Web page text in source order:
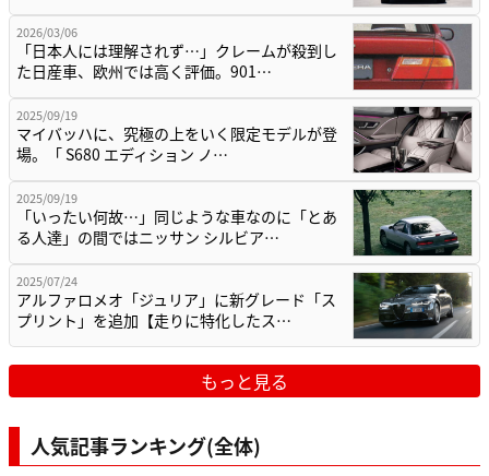
2026/03/06
「日本人には理解されず…」クレームが殺到し
た日産車、欧州では高く評価。901…
2025/09/19
マイバッハに、究極の上をいく限定モデルが登
場。「 S680 エディション ノ…
2025/09/19
「いったい何故…」同じような車なのに「とあ
る人達」の間ではニッサン シルビア…
2025/07/24
アルファロメオ「ジュリア」に新グレード「ス
プリント」を追加【走りに特化したス…
もっと見る
人気記事ランキング(全体)